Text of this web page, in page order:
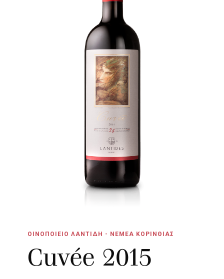
ΟΙΝΟΠΟΙΕΙΟ ΛΑΝΤΙΔΗ - ΝΕΜΕΑ ΚΟΡΙΝΘΙΑΣ
Cuvée 2015